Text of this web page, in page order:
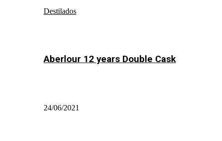
Destilados
Aberlour 12 years Double Cask
24/06/2021